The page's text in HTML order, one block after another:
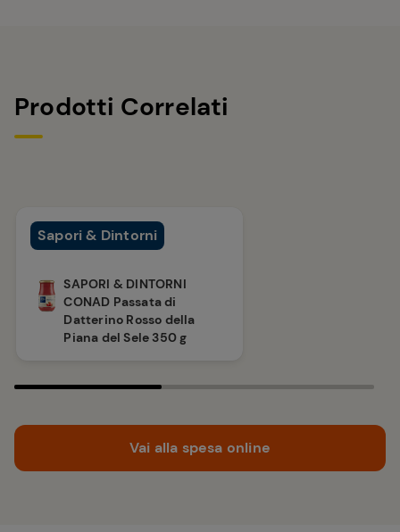
Prodotti Correlati
Sapori & Dintorni
SAPORI & DINTORNI
CONAD Passata di
Datterino Rosso della
Piana del Sele 350 g
Vai alla spesa online